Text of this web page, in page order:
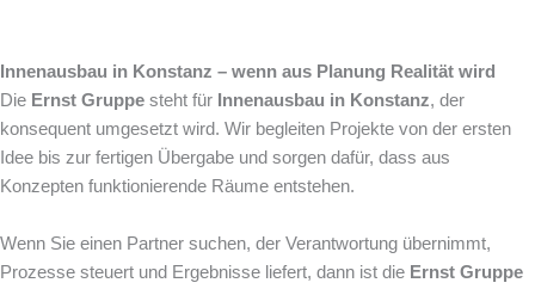
Innenausbau in Konstanz – wenn aus Planung Realität wird
Die Ernst Gruppe steht für Innenausbau in Konstanz, der
konsequent umgesetzt wird. Wir begleiten Projekte von der ersten
Idee bis zur fertigen Übergabe und sorgen dafür, dass aus
Konzepten funktionierende Räume entstehen.
Wenn Sie einen Partner suchen, der Verantwortung übernimmt,
Prozesse steuert und Ergebnisse liefert, dann ist die Ernst Gruppe